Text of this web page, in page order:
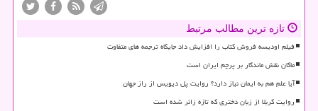
تازه ترین مطالب مرتبط
فیلم اودیسه فروش کتاب را افزایش داد جایگاه ترجمه های متفاوت
ماکان نقش ماندگار بر پرچم ایران است
آیا علم هم به ایمان نیاز دارد؟ روایت پل دیویس از راز جهان
روایت کربلا از زبان دختری که تازه زائر شده است